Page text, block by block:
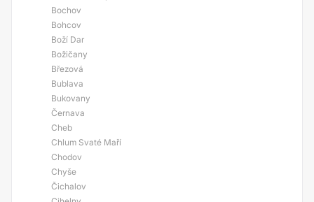
Bochov
Bohcov
Boží Dar
Božičany
Březová
Bublava
Bukovany
Černava
Cheb
Chlum Svaté Maří
Chodov
Chyše
Čichalov